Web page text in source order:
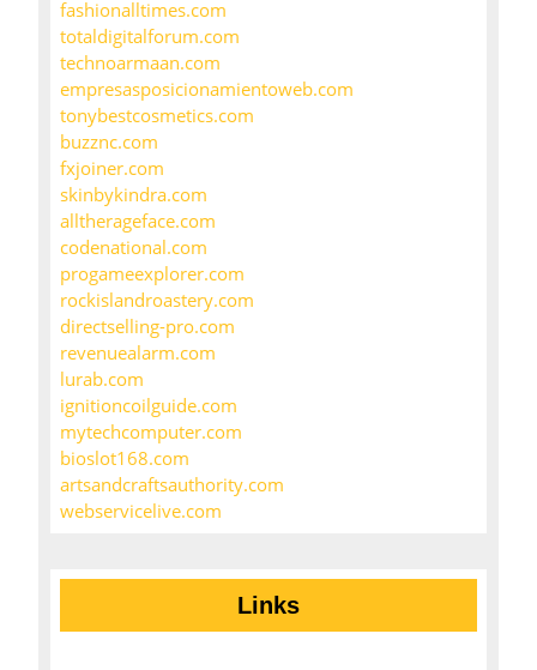
fashionalltimes.com
totaldigitalforum.com
technoarmaan.com
empresasposicionamientoweb.com
tonybestcosmetics.com
buzznc.com
fxjoiner.com
skinbykindra.com
alltherageface.com
codenational.com
progameexplorer.com
rockislandroastery.com
directselling-pro.com
revenuealarm.com
lurab.com
ignitioncoilguide.com
mytechcomputer.com
bioslot168.com
artsandcraftsauthority.com
webservicelive.com
Links